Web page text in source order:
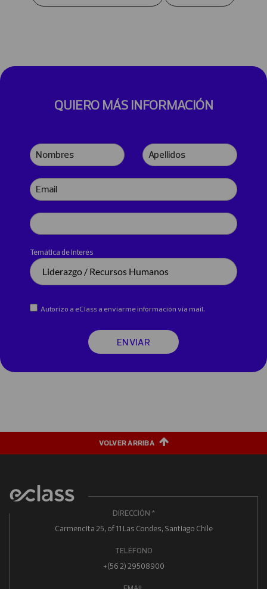
QUIERO MÁS INFORMACIÓN
Nombres Apellidos
Email
Temática de interés
Autorizo a eClass a enviarme información vía mail.
ENVIAR
VOLVER ARRIBA
DIRECCIÓN *
Carmencita 25, of 11 Las Condes, Santiago Chile
TELÉFONO
+(56 2) 29508900